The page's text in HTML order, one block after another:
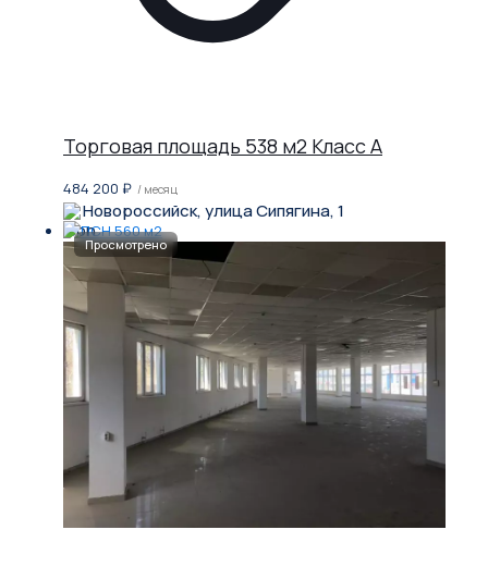
Торговая площадь 538 м2 Класс A
484 200 ₽ / месяц
Новороссийск, улица Сипягина, 1